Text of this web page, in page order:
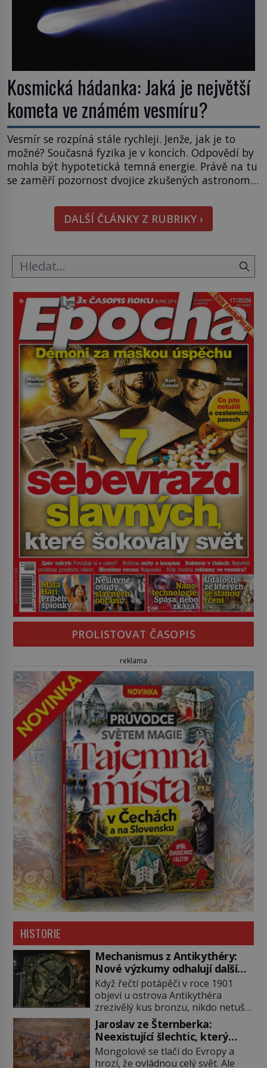
Kosmická hádanka: Jaká je největší
kometa ve známém vesmíru?
Vesmír se rozpíná stále rychleji. Jenže, jak je to
možné? Současná fyzika je v koncích. Odpovědí by
mohla být hypotetická temná energie. Právě na tu
se zaměří pozornost dvojice zkušených astronomů.
hmatatelnějšího. Naprosto rekordní kometu!
Astronomové Pedro Bernardinelli a Gary Bernstein
mravenčí prací zkoumají archivní snímky v rámci
DALŠÍ ČLÁNKY Z RUBRIKY ›
PROLISTOVAT ČASOPIS
reklama
HISTORIE
Mechanismus z Antikythéry:
Nové výzkumy odhalují další
překvapení o starověkém
počítači
Když řečtí potápěči v roce 1901
objeví u ostrova Antikythéra
zrezivělý kus bronzu, nikdo netuší,
že drží v rukou jeden z
nejúžasnějších vynálezů starověku.
Až moderní rentgenové tomografy
odhalí desítky ozubených kol
Jaroslav ze Šternberka:
Neexistující šlechtic, který
z Moravy vyžene Mongoly
Mongolové se tlačí do Evropy a
hrozí, že ovládnou celý svět. Ale